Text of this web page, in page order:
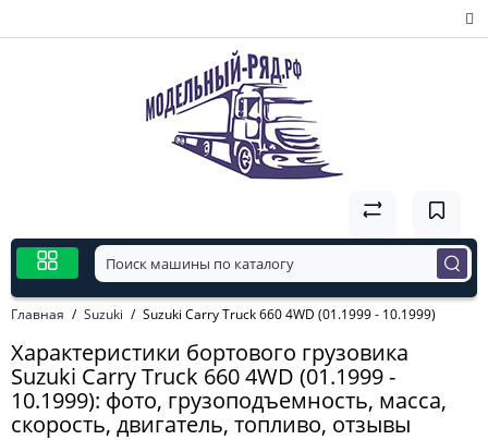
Главная Suzuki Suzuki Carry Truck 660 4WD (01.1999 - 10.1999)
Характеристики бортового грузовика
Suzuki Carry Truck 660 4WD (01.1999 -
10.1999): фото, грузоподъемность, масса,
скорость, двигатель, топливо, отзывы